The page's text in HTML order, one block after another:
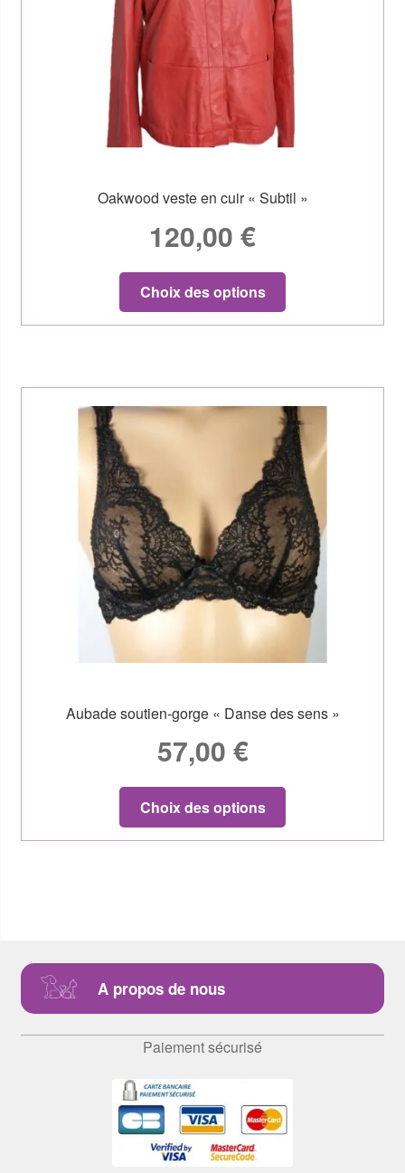
Oakwood veste en cuir « Subtil »
120,00 €
Choix des options
Aubade soutien-gorge « Danse des sens »
57,00 €
Choix des options
A propos de nous
Paiement sécurisé